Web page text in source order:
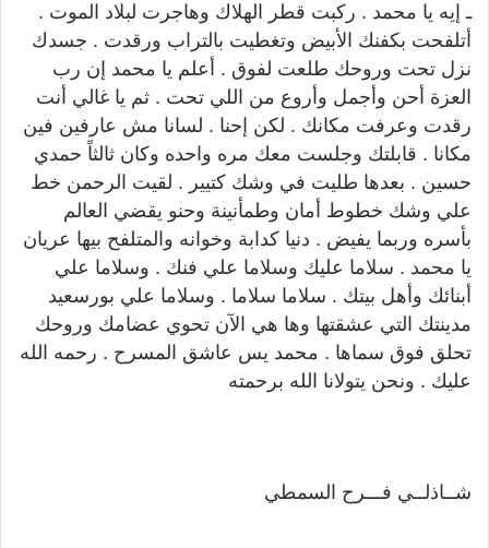
ـ إيه يا محمد . ركبت قطر الهلاك وهاجرت لبلاد الموت .
أتلفحت بكفنك الأبيض وتغطيت بالتراب ورقدت . جسدك
نزل تحت وروحك طلعت لفوق . أعلم يا محمد إن رب
العزة أحن وأجمل وأروع من اللي تحت . ثم يا غالي أنت
رقدت وعرفت مكانك . لكن إحنا . لسانا مش عارفين فين
مكانا . قابلتك وجلست معك مره واحده وكان ثالثاً حمدي
حسين . بعدها طليت في وشك كتيير . لقيت الرحمن خط
علي وشك خطوط أمان وطمأنينة وحنو يقضي العالم
بأسره وربما يفيض . دنيا كدابة وخوانه والمتلفح بيها عريان
يا محمد . سلاما عليك وسلاما علي فنك . وسلاما علي
أبنائك وأهل بيتك . سلاما سلاما . وسلاما علي بورسعيد
مدينتك التي عشقتها وها هي الآن تحوي عضامك وروحك
تحلق فوق سماها . محمد يس عاشق المسرح . رحمه الله
عليك . ونحن يتولانا الله برحمته
شــاذلــي فـــرح السمطي